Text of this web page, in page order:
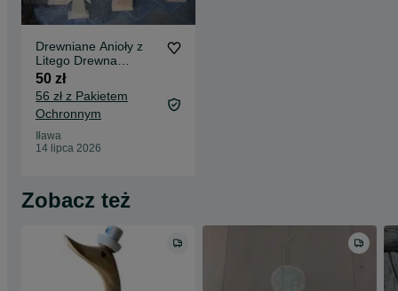
Drewniane Anioły z
Litego Drewna
Sosnowego –
Rękodzieło - Mały
50 zł
56 zł z Pakietem
Ochronnym
Iława
14 lipca 2026
Zobacz też